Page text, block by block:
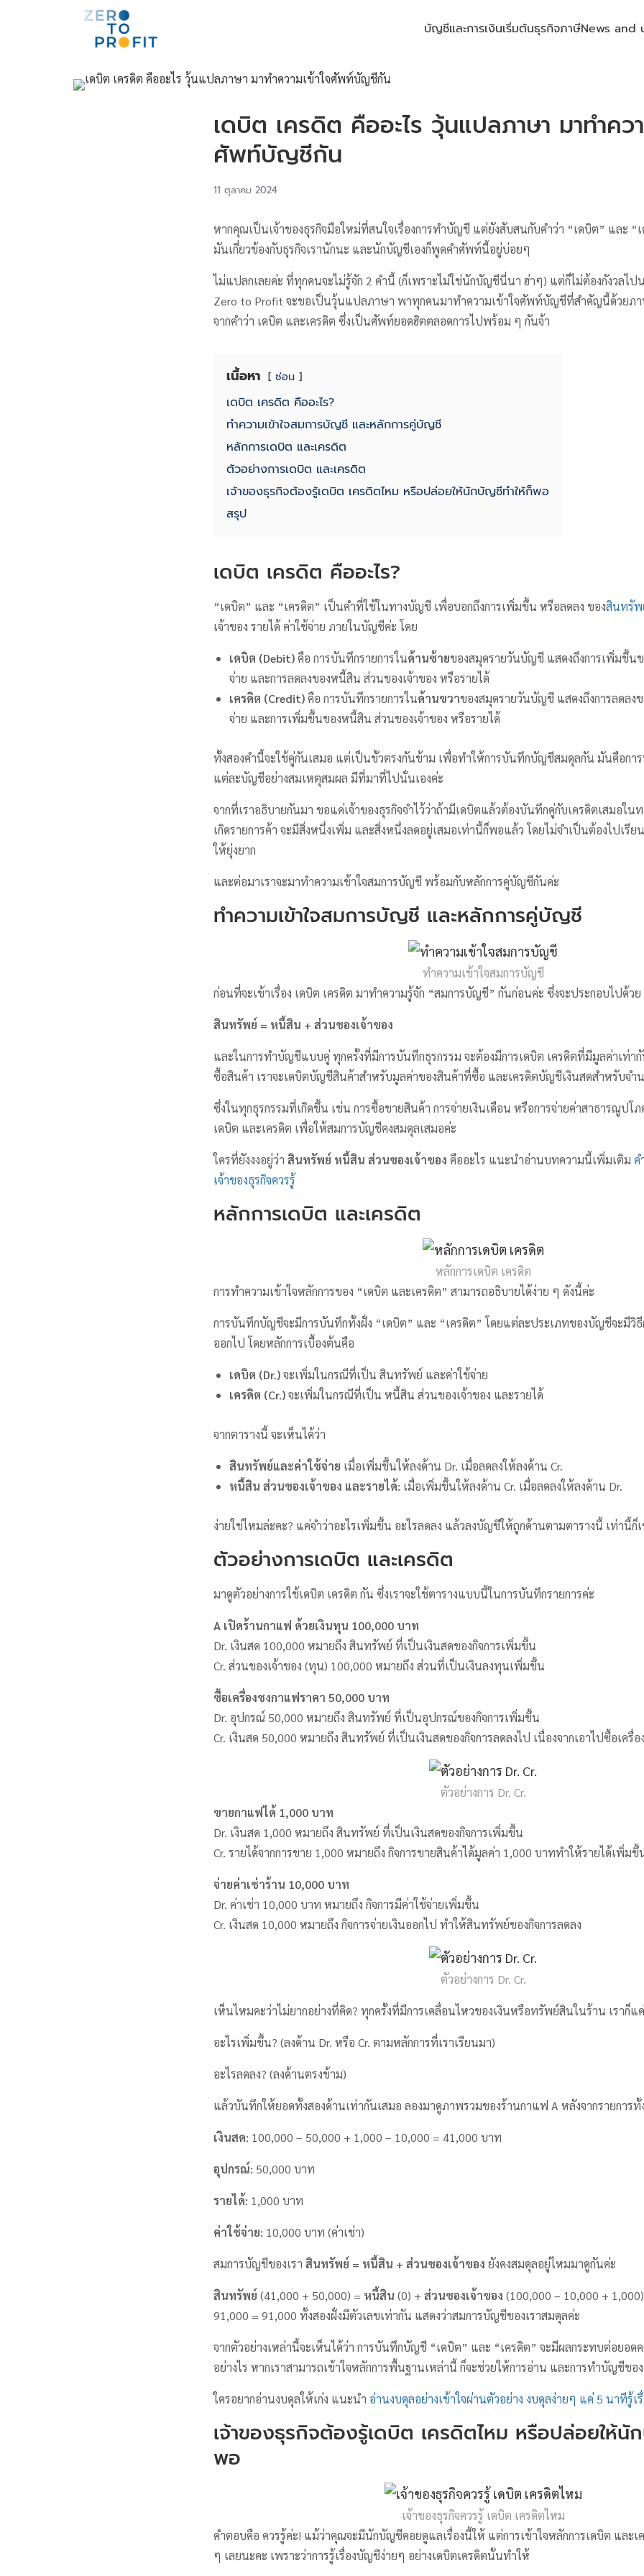
บัญชีและการเงินเริ่มต้นธุรกิจภาษีNews and
เดบิต เครดิต คืออะไร วุ้นแปลภาษา มาทำควา
ศัพท์บัญชีกัน
11 ตุลาคม 2024
หากคุณเป็นเจ้าของธุรกิจมือใหม่ที่สนใจเรื่องการทำบัญชี แต่ยังสับสนกับคำว่า “เดบิต” และ “
มันเกี่ยวข้องกับธุรกิจเรานักนะ และนักบัญชีเองก็พูดคำศัพท์นี้อยู่บ่อยๆ
ไม่แปลกเลยค่ะ ที่ทุกคนจะไม่รู้จัก 2 คำนี้ (ก็เพราะไม่ใช่นักบัญชีนี่นา ฮ่าๆ) แต่ก็ไม่ต้องกังวลไป
Zero to Profit จะขอเป็นวุ้นแปลภาษา พาทุกคนมาทำความเข้าใจศัพท์บัญชีที่สำคัญนี้ด้วยภา
จากคำว่า เดบิต และเครดิต ซึ่งเป็นศัพท์ยอดฮิตตลอดการไปพร้อม ๆ กันจ้า
เนื้อหา ซ่อน
เดบิต เครดิต คืออะไร?
ทำความเข้าใจสมการบัญชี และหลักการคู่บัญชี
หลักการเดบิต และเครดิต
ตัวอย่างการเดบิต และเครดิต
เจ้าของธุรกิจต้องรู้เดบิต เครดิตไหม หรือปล่อยให้นักบัญชีทำให้ก็พอ
สรุป
เดบิต เครดิต คืออะไร?
“เดบิต” และ “เครดิต” เป็นคำที่ใช้ในทางบัญชี เพื่อบอกถึงการเพิ่มขึ้น หรือลดลง ของสินทรัพ
เจ้าของ รายได้ ค่าใช้จ่าย ภายในบัญชีค่ะ โดย
เดบิต (Debit)คือ การบันทึกรายการในด้านซ้ายของสมุดรายวันบัญชี แสดงถึงการเพิ่มขึ้น
จ่าย และการลดลงของหนี้สิน ส่วนของเจ้าของ หรือรายได้
เครดิต (Credit)คือ การบันทึกรายการในด้านขวาของสมุดรายวันบัญชี แสดงถึงการลดลง
จ่าย และการเพิ่มขึ้นของหนี้สิน ส่วนของเจ้าของ หรือรายได้
ทั้งสองคำนี้จะใช้คู่กันเสมอ แต่เป็นขั้วตรงกันข้าม เพื่อทำให้การบันทึกบัญชีสมดุลกัน มันคือกา
แต่ละบัญชีอย่างสมเหตุสมผล มีที่มาที่ไปนั่นเองค่ะ
จากที่เราอธิบายกันมา ขอแค่เจ้าของธุรกิจจำไว้ว่าถ้ามีเดบิตแล้วต้องบันทึกคู่กับเครดิตเสมอใน
เกิดรายการค้า จะมีสิ่งหนึ่งเพิ่ม และสิ่งหนึ่งลดอยู่เสมอเท่านี้ก็พอแล้ว โดยไม่จำเป็นต้องไปเรียน
ให้ยุ่งยาก
และต่อมาเราจะมาทำความเข้าใจสมการบัญชี พร้อมกับหลักการคู่บัญชีกันค่ะ
ทำความเข้าใจสมการบัญชี และหลักการคู่บัญชี
ทำความเข้าใจสมการบัญชี
ก่อนที่จะเข้าเรื่อง เดบิต เครดิต มาทำความรู้จัก “สมการบัญชี” กันก่อนค่ะ ซึ่งจะประกอบไปด้วย
สินทรัพย์ = หนี้สิน + ส่วนของเจ้าของ
และในการทำบัญชีแบบคู่ ทุกครั้งที่มีการบันทึกธุรกรรม จะต้องมีการเดบิต เครดิตที่มีมูลค่าเท่ากั
ซื้อสินค้า เราจะเดบิตบัญชีสินค้าสำหรับมูลค่าของสินค้าที่ซื้อ และเครดิตบัญชีเงินสดสำหรับจำ
ซึ่งในทุกธุรกรรมที่เกิดขึ้น เช่น การซื้อขายสินค้า การจ่ายเงินเดือน หรือการจ่ายค่าสาธารณูปโ
เดบิต และเครดิต เพื่อให้สมการบัญชีคงสมดุลเสมอค่ะ
ใครที่ยังงงอยู่ว่า สินทรัพย์ หนี้สิน ส่วนของเจ้าของ คืออะไร แนะนำอ่านบทความนี้เพิ่มเติม ค
เจ้าของธุรกิจควรรู้
หลักการเดบิต และเครดิต
หลักการเดบิต เครดิต
การทำความเข้าใจหลักการของ “เดบิต และเครดิต” สามารถอธิบายได้ง่าย ๆ ดังนี้ค่ะ
การบันทึกบัญชีจะมีการบันทึกทั้งฝั่ง “เดบิต” และ “เครดิต” โดยแต่ละประเภทของบัญชีจะมีวิ
ออกไป โดยหลักการเบื้องต้นคือ
เดบิต (Dr.)จะเพิ่มในกรณีที่เป็น สินทรัพย์ และค่าใช้จ่าย
เครดิต (Cr.)จะเพิ่มในกรณีที่เป็น หนี้สิน ส่วนของเจ้าของ และรายได้
จากตารางนี้ จะเห็นได้ว่า
สินทรัพย์และค่าใช้จ่าย เมื่อเพิ่มขึ้นให้ลงด้าน Dr. เมื่อลดลงให้ลงด้าน Cr.
หนี้สิน ส่วนของเจ้าของ และรายได้: เมื่อเพิ่มขึ้นให้ลงด้าน Cr. เมื่อลดลงให้ลงด้าน Dr.
ง่ายใช่ไหมล่ะคะ? แค่จำว่าอะไรเพิ่มขึ้น อะไรลดลง แล้วลงบัญชีให้ถูกด้านตามตารางนี้ เท่านี้ก็
ตัวอย่างการเดบิต และเครดิต
มาดูตัวอย่างการใช้เดบิต เครดิต กัน ซึ่งเราจะใช้ตารางแบบนี้ในการบันทึกรายการค่ะ
A เปิดร้านกาแฟ ด้วยเงินทุน 100,000 บาท
Dr. เงินสด 100,000 หมายถึง สินทรัพย์ ที่เป็นเงินสดของกิจการเพิ่มขึ้น
Cr. ส่วนของเจ้าของ (ทุน) 100,000 หมายถึง ส่วนที่เป็นเงินลงทุนเพิ่มขึ้น
ซื้อเครื่องชงกาแฟราคา 50,000 บาท
Dr. อุปกรณ์ 50,000 หมายถึง สินทรัพย์ ที่เป็นอุปกรณ์ของกิจการเพิ่มขึ้น
Cr. เงินสด 50,000 หมายถึง สินทรัพย์ ที่เป็นเงินสดของกิจการลดลงไป เนื่องจากเอาไปซื้อเครื่
ตัวอย่างการ Dr. Cr.
ขายกาแฟได้ 1,000 บาท
Dr. เงินสด 1,000 หมายถึง สินทรัพย์ ที่เป็นเงินสดของกิจการเพิ่มขึ้น
Cr. รายได้จากการขาย 1,000 หมายถึง กิจการขายสินค้าได้มูลค่า 1,000 บาททำให้รายได้เพิ่มขึ้
จ่ายค่าเช่าร้าน 10,000 บาท
Dr. ค่าเช่า 10,000 บาท หมายถึง กิจการมีค่าใช้จ่ายเพิ่มขึ้น
Cr. เงินสด 10,000 หมายถึง กิจการจ่ายเงินออกไป ทำให้สินทรัพย์ของกิจการลดลง
ตัวอย่างการ Dr. Cr.
เห็นไหมคะว่าไม่ยากอย่างที่คิด? ทุกครั้งที่มีการเคลื่อนไหวของเงินหรือทรัพย์สินในร้าน เราก็แ
อะไรเพิ่มขึ้น? (ลงด้าน Dr. หรือ Cr. ตามหลักการที่เราเรียนมา)
อะไรลดลง? (ลงด้านตรงข้าม)
แล้วบันทึกให้ยอดทั้งสองด้านเท่ากันเสมอ ลองมาดูภาพรวมของร้านกาแฟ A หลังจากรายการ
เงินสด: 100,000 – 50,000 + 1,000 – 10,000 = 41,000 บาท
อุปกรณ์: 50,000 บาท
รายได้: 1,000 บาท
ค่าใช้จ่าย: 10,000 บาท (ค่าเช่า)
สมการบัญชีของเรา สินทรัพย์ = หนี้สิน + ส่วนของเจ้าของ ยังคงสมดุลอยู่ไหมมาดูกันค่ะ
สินทรัพย์ (41,000 + 50,000) = หนี้สิน (0) + ส่วนของเจ้าของ (100,000 – 10,000 + 1,000)
91,000 = 91,000 ทั้งสองฝั่งมีตัวเลขเท่ากัน แสดงว่าสมการบัญชีของเราสมดุลค่ะ
จากตัวอย่างเหล่านี้จะเห็นได้ว่า การบันทึกบัญชี “เดบิต” และ “เครดิต” จะมีผลกระทบต่อยอด
อย่างไร หากเราสามารถเข้าใจหลักการพื้นฐานเหล่านี้ ก็จะช่วยให้การอ่าน และการทำบัญชีขอ
ใครอยากอ่านงบดุลให้เก่ง แนะนำ อ่านงบดุลอย่างเข้าใจผ่านตัวอย่าง งบดุลง่ายๆ แค่ 5 นาทีรู้เ
เจ้าของธุรกิจต้องรู้เดบิต เครดิตไหม หรือปล่อยให้นั
พอ
เจ้าของธุรกิจควรรู้ เดบิต เครดิตไหม
คำตอบคือ ควรรู้ค่ะ! แม้ว่าคุณจะมีนักบัญชีคอยดูแลเรื่องนี้ให้ แต่การเข้าใจหลักการเดบิต และเ
ๆ เลยนะคะ เพราะว่าการรู้เรื่องบัญชีง่ายๆ อย่างเดบิตเครดิตนั้นทำให้